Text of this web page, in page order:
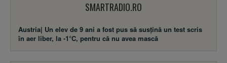
SMARTRADIO.RO
Austria| Un elev de 9 ani a fost pus să susţină un test scris
în aer liber, la -1°C, pentru că nu avea mască